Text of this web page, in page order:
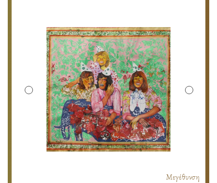
Μεγέθυνση